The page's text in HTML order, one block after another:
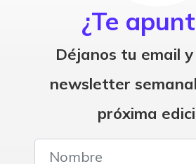
¿Te
Déjanos tu email
newsletter
próxima